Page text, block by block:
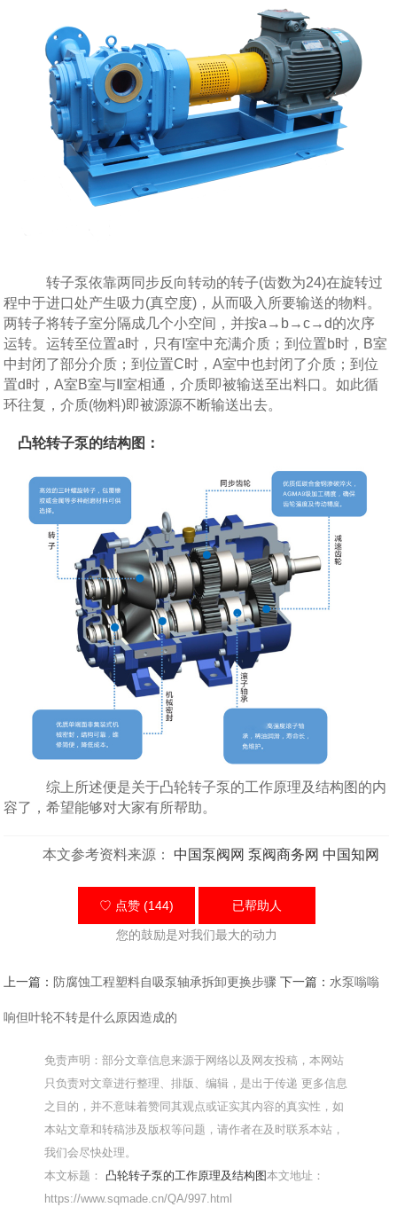
转子泵依靠两同步反向转动的转子(齿数为24)在旋转过
程中于进口处产生吸力(真空度)，从而吸入所要输送的物料。
两转子将转子室分隔成几个小空间，并按a→b→c→d的次序
运转。运转至位置a时，只有I室中充满介质；到位置b时，B室
中封闭了部分介质；到位置C时，A室中也封闭了介质；到位
置d时，A室B室与Ⅱ室相通，介质即被输送至出料口。如此循
环往复，介质(物料)即被源源不断输送出去。
凸轮转子泵的结构图：
综上所述便是关于凸轮转子泵的工作原理及结构图的内
容了，希望能够对大家有所帮助。
本文参考资料来源： 中国泵阀网 泵阀商务网 中国知网
♡ 点赞 (144) 已帮助人
您的鼓励是对我们最大的动力
上一篇： 防腐蚀工程塑料自吸泵轴承拆卸更换步骤 下一篇：水泵嗡嗡
响但叶轮不转是什么原因造成的
免责声明：部分文章信息来源于网络以及网友投稿，本网站
只负责对文章进行整理、排版、编辑，是出于传递 更多信息
之目的，并不意味着赞同其观点或证实其内容的真实性，如
本站文章和转稿涉及版权等问题，请作者在及时联系本站，
我们会尽快处理。
本文标题： 凸轮转子泵的工作原理及结构图本文地址：
https://www.sqmade.cn/QA/997.html